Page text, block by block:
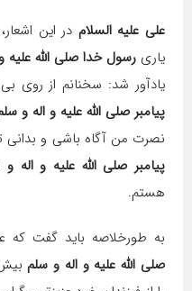
علی علیه السلام در این
یاری رسول خدا صلی الله علیه
یادآور شد: سخنانم از روی
پیامبر صلی الله علیه و اله و
نصرت من آگاه باشی و
پیامبر صلی الله علیه و اله
هستم.
به طورخلاصه باید گفت که
صلی الله علیه و اله و سلمبیش